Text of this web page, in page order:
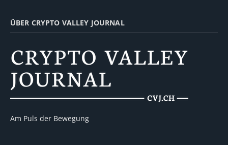
ÜBER CRYPTO VALLEY JOURNAL
Am Puls der Bewegung